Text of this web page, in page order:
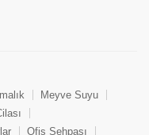
Meyve Suyu
Ofis Sehpası